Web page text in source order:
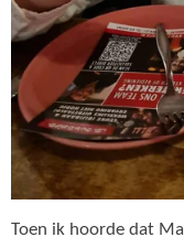
Toen ik hoorde dat